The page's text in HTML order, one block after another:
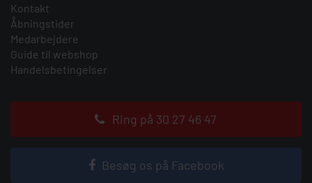
Kontakt
Åbningstider
Medarbejdere
Guide til webshop
Handelsbetingelser
Ring på 30 27 46 47
Besøg os på Facebook